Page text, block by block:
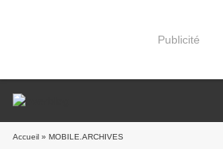
Publicité
Accueil » MOBILE.ARCHIVES